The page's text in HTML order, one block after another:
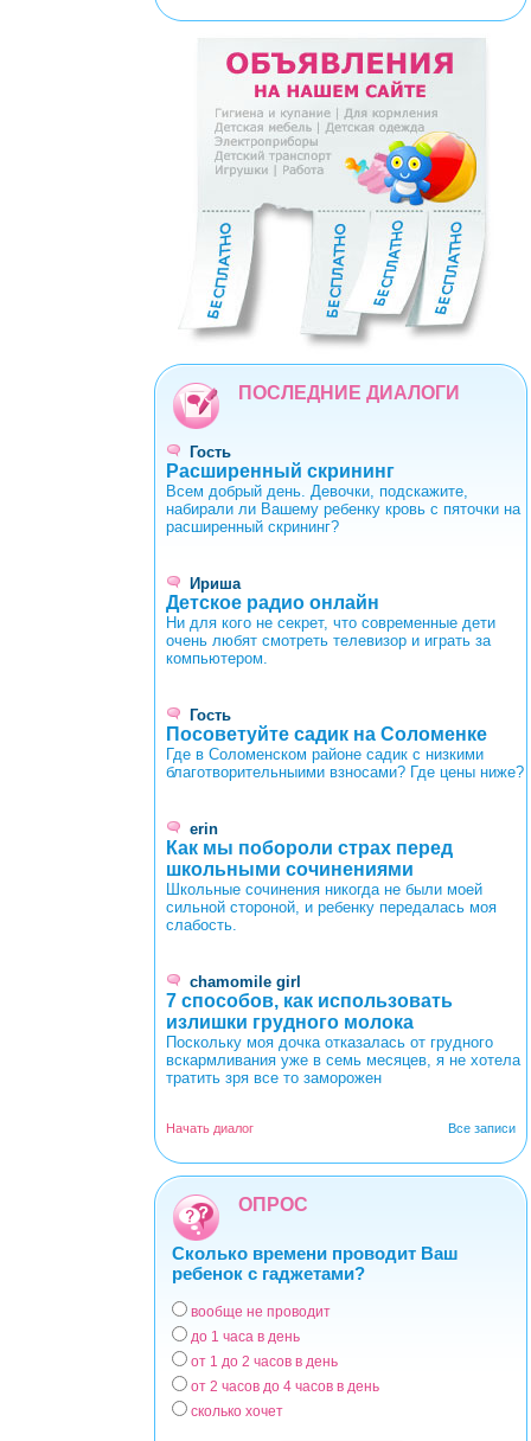
0123456789
ПОСЛЕДНИЕ ДИАЛОГИ
Гость
Расширенный скрининг
Всем добрый день. Девочки, подскажите,
набирали ли Вашему ребенку кровь с пяточки на
расширенный скрининг?
Ириша
Детское радио онлайн
Ни для кого не секрет, что современные дети
очень любят смотреть телевизор и играть за
компьютером.
Гость
Посоветуйте садик на Соломенке
Где в Соломенском районе садик с низкими
благотворительныими взносами? Где цены ниже?
erin
Как мы побороли страх перед
школьными сочинениями
Школьные сочинения никогда не были моей
сильной стороной, и ребенку передалась моя
слабость.
chamomile girl
7 способов, как использовать
излишки грудного молока
Поскольку моя дочка отказалась от грудного
вскармливания уже в семь месяцев, я не хотела
тратить зря все то заморожен
Все записи
Начать диалог
ОПРОС
Сколько времени проводит Ваш
ребенок с гаджетами?
Варианты
вообще не проводит
до 1 часа в день
от 1 до 2 часов в день
от 2 часов до 4 часов в день
сколько хочет